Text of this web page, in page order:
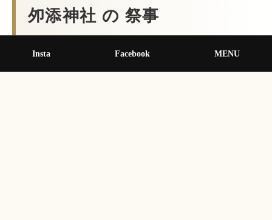
夘添神社 の 祭事
Insta Facebook MENU